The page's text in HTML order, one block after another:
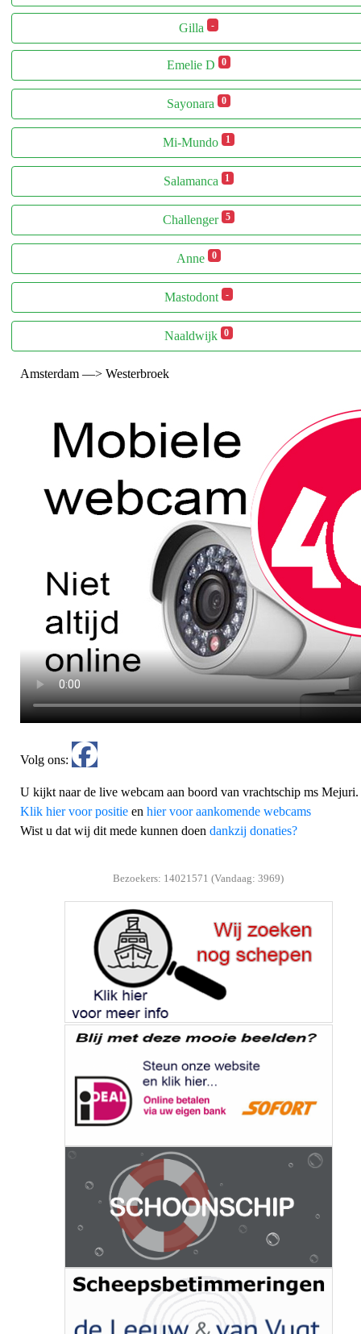
Gilla -
Emelie D 0
Sayonara 0
Mi-Mundo 1
Salamanca 1
Challenger 5
Anne 0
Mastodont -
Naaldwijk 0
Amsterdam —> Westerbroek
Volg ons:
U kijkt naar de live webcam aan boord van vrachtschip ms Mejuri.
Klik hier voor positie en hier voor aankomende webcams
Wist u dat wij dit mede kunnen doen dankzij donaties?
Bezoekers: 14021571 (Vandaag: 3969)